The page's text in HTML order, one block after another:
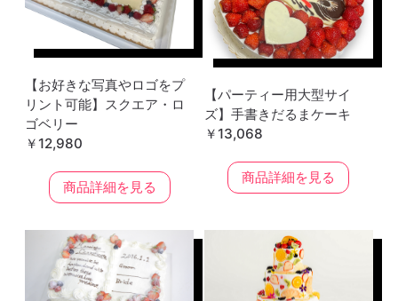
【お好きな写真やロゴをプ
リント可能】スクエア・ロ
ゴベリー
￥12,980
商品詳細を見る
【パーティー用大型サイ
ズ】手書きだるまケーキ
￥13,068
商品詳細を見る